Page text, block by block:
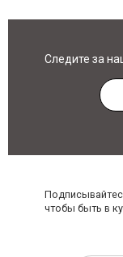
Следите за
чтобы быть в